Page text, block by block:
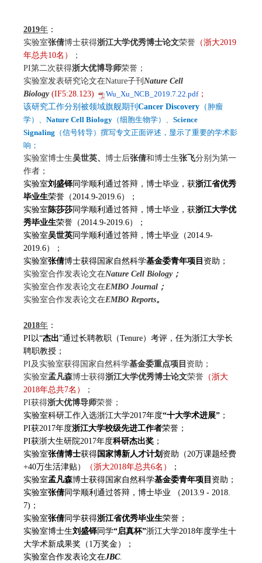
2019年 ：
实验室张倩博士获得浙江大学优秀博士论文荣誉 （浙大2019
年总共10名）
；
PI第二次获得浙大优博导师荣誉 ；
实验室发表研究论文在Nature子刊 Nature Cell
Biology (IF5:28.123) Wu_Xu_NCB_2019.7.22.pdf；
该研究工作分别被领域旗舰期刊 Cancer Discovery （ 肿瘤
学）、 Nature Cell Biology （细胞生物学）、 Science
Signaling （信号转导）撰写专文正面评述，显示了重要的学术影
响；
实验室博士生吴世英、 博士后张倩和博士生张飞分别为第一
作者；
实验室刘盛铎同学顺利通过答辩，博士毕业， 获浙江省优秀
毕业生荣誉 （2014.9-2019.6）；
实验室 陈莎莎 同学顺利通过答辩，博士毕业， 获浙江大学优
秀毕业生荣誉 （2014.9-2019.6）；
实验室吴世英 同学顺利通过答辩，博士毕业（2014.9-
2019.6）；
实验室张倩博士获得国家自然科学基金委青年项目 资助；
实验室合作发表论文在Nature Cell Biology；
实验室合作发表论文在EMBO Journal；
实验室合作发表论文在EMBO Reports。
2018年 ：
PI以“杰出”通过长聘教职（Tenure）考评，任为浙江大学长
聘职教授；
PI及实验室获得国家自然科学基金委重点项目 资助；
实验室孟凡森博士获得浙江大学优秀博士论文荣誉 （浙大
2018年总共7名）
；
PI获得浙大优博导师荣誉 ；
实验室科研工作入选浙江大学2017年度“十大学术进展” ；
PI获2017年度浙江大学校级先进工作者荣誉；
PI获浙大生研院2017年度科研杰出奖 ；
实验室张倩博士获得国家博新人才计划 资助（20万课题经费
+40万生活津贴）
（浙大2018年总共6名）
；
实验室孟凡森博士获得国家自然科学基金委青年项目 资助；
实验室张倩同学顺利通过答辩，博士毕业 （2013.9 - 2018.
7)；
实验室张倩同学获得浙江省优秀毕业生荣誉；
实验室博士生刘盛铎同学“启真杯”浙江大学2018年度学生十
大学术新成果奖（1万奖金）；
实验室合作发表论文在JBC.